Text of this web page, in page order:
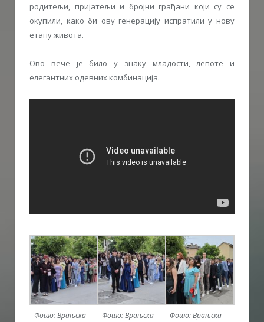
родитељи, пријатељи и бројни грађани који су се
окупили, како би ову генерацију испратили у нову
етапу живота.
Ово вече је било у знаку младости, лепоте и
елегантних одевних комбинација.
Фото: Врањска
Фото: Врањска
Фото: Врањска